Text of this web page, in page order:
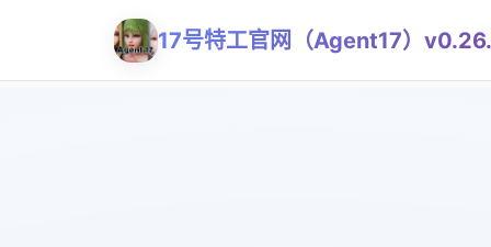
17号特工官网（Agent17）